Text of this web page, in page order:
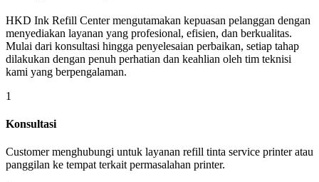
HKD Ink Refill Center mengutamakan kepuasan pelanggan dengan
menyediakan layanan yang profesional, efisien, dan berkualitas.
Mulai dari konsultasi hingga penyelesaian perbaikan, setiap tahap
dilakukan dengan penuh perhatian dan keahlian oleh tim teknisi
kami yang berpengalaman.
1
Konsultasi
Customer menghubungi untuk layanan refill tinta service printer atau
panggilan ke tempat terkait permasalahan printer.